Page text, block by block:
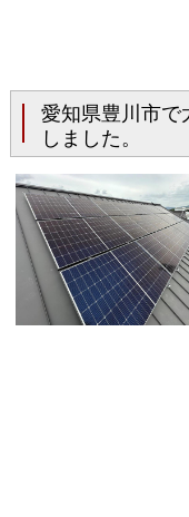
愛知県豊川市で
しました。